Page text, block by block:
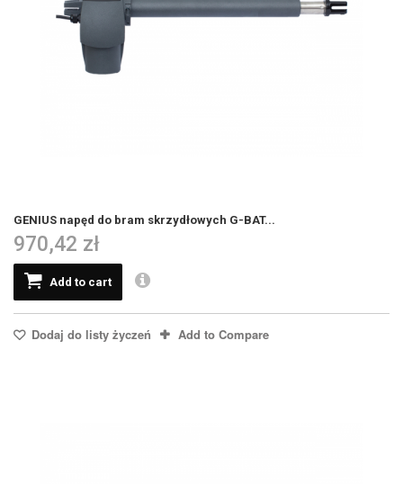
GENIUS napęd do bram skrzydłowych G-BAT...
970,42 zł
Add to cart
Dodaj do listy życzeń Add to Compare